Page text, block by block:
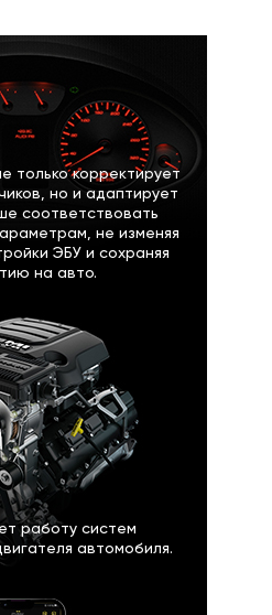
только корректирует
но и адаптирует
соответствовать
не изменяя
ЭБУ и сохраняя
на авто.
работу систем
автомобиля.